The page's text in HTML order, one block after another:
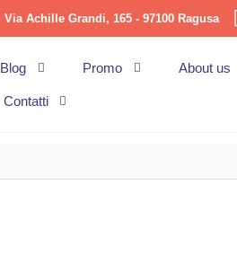
Via Achille Grandi, 165 - 97100 Ragusa
Blog Promo About us
Contatti